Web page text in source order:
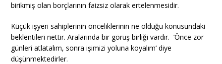
birikmiş olan borçlarının faizsiz olarak ertelenmesidir.
Küçük işyeri sahiplerinin önceliklerinin ne olduğu konusundaki
beklentileri nettir. Aralarında bir görüş birliği vardır. ‘Önce zor
günleri atlatalım, sonra işimizi yoluna koyalım’ diye
düşünmektedirler.